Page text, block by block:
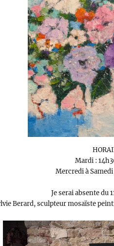
Mardi :
Mercredi à
Je serai absente du
Berard, sculpteur mosaïste